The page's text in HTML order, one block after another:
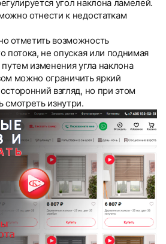
угол наклона ламелей.
отнести к недостаткам
отметить возможность
потока, не опуская или поднимая
изменения угла наклона
можно ограничить яркий
взгляд, но при этом
смотреть изнутри.